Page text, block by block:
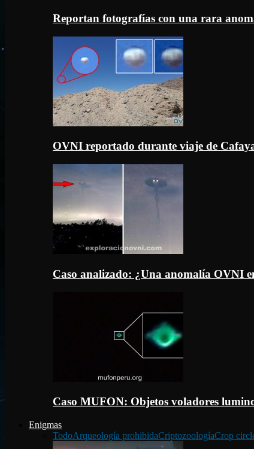
Reportan fotografías con una rara
OVNI reportado durante viaje de
Caso analizado: ¿Una anomalía OVNI
Caso MUFON: Objetos voladores
Enigmas
TodoArqueología prohibidaCriptozoologíaCrop